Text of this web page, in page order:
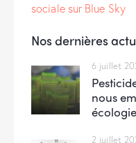
sociale sur Blue Sky
Nos dernières
6 juillet
nous
2 juillet